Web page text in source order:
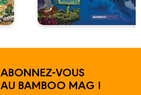
ABONNEZ-VOUS
AU BAMBOO MAG !